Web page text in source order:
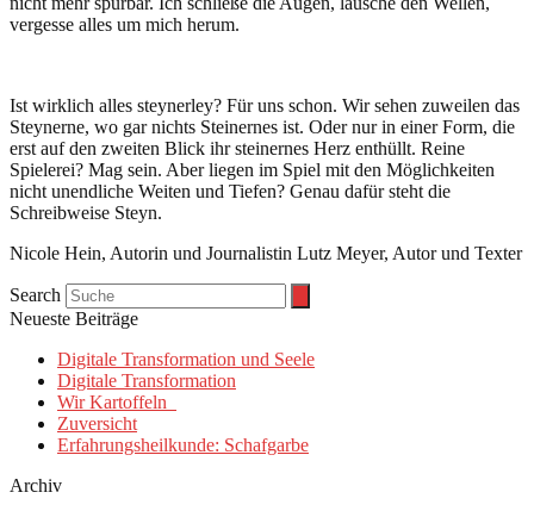
vergesse alles um mich herum.
Ist wirklich alles steynerley? Für uns schon. Wir sehen zuweilen das
Steynerne, wo gar nichts Steinernes ist. Oder nur in einer Form, die
erst auf den zweiten Blick ihr steinernes Herz enthüllt. Reine
Spielerei? Mag sein. Aber liegen im Spiel mit den Möglichkeiten
nicht unendliche Weiten und Tiefen? Genau dafür steht die
Schreibweise Steyn.
Nicole Hein, Autorin und Journalistin Lutz Meyer, Autor und Texter
Search
Neueste Beiträge
Digitale Transformation und Seele
Digitale Transformation
Wir Kartoffeln
Zuversicht
Erfahrungsheilkunde: Schafgarbe
Archiv